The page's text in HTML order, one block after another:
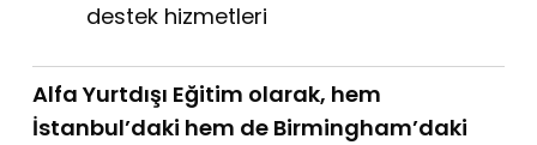
destek hizmetleri
Alfa Yurtdışı Eğitim olarak, hem
İstanbul’daki hem de Birmingham’daki